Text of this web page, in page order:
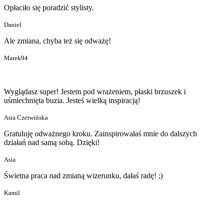
Opłaciło się poradzić stylisty.
Daniel
Ale zmiana, chyba też się odważę!
Marek94
Wyglądasz super! Jestem pod wrażeniem, płaski brzuszek i
uśmiechnięta buzia. Jesteś wielką inspiracją!
Asia Czerwińska
Gratuluję odważnego kroku. Zainspirowałaś mnie do dalszych
działań nad samą sobą. Dzięki!
Asia
Świetna praca nad zmianą wizerunku, dałaś radę! ;)
Kamil